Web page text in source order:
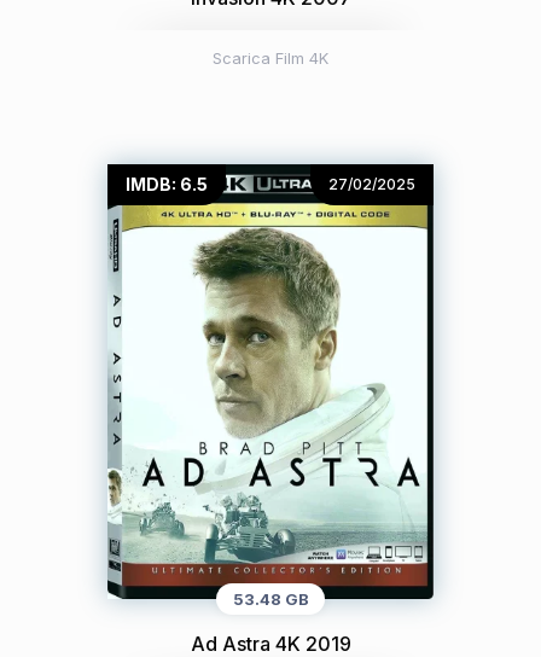
Scarica Film 4K
IMDB: 6.5 27/02/2025
53.48 GB
Ad Astra 4K 2019